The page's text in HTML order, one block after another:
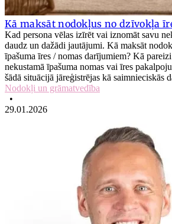
Kā maksāt nodokļus no dzīvokļa
Kad persona vēlas izīrēt vai iznomāt savu
daudz un dažādi jautājumi. Kā maksāt
īpašuma īres / nomas darījumiem? Kā
nekustamā īpašuma nomas vai īres
šādā situācijā jāreģistrējas kā saimnieciskās
Nodokļi un grāmatvedība
•
29.01.2026